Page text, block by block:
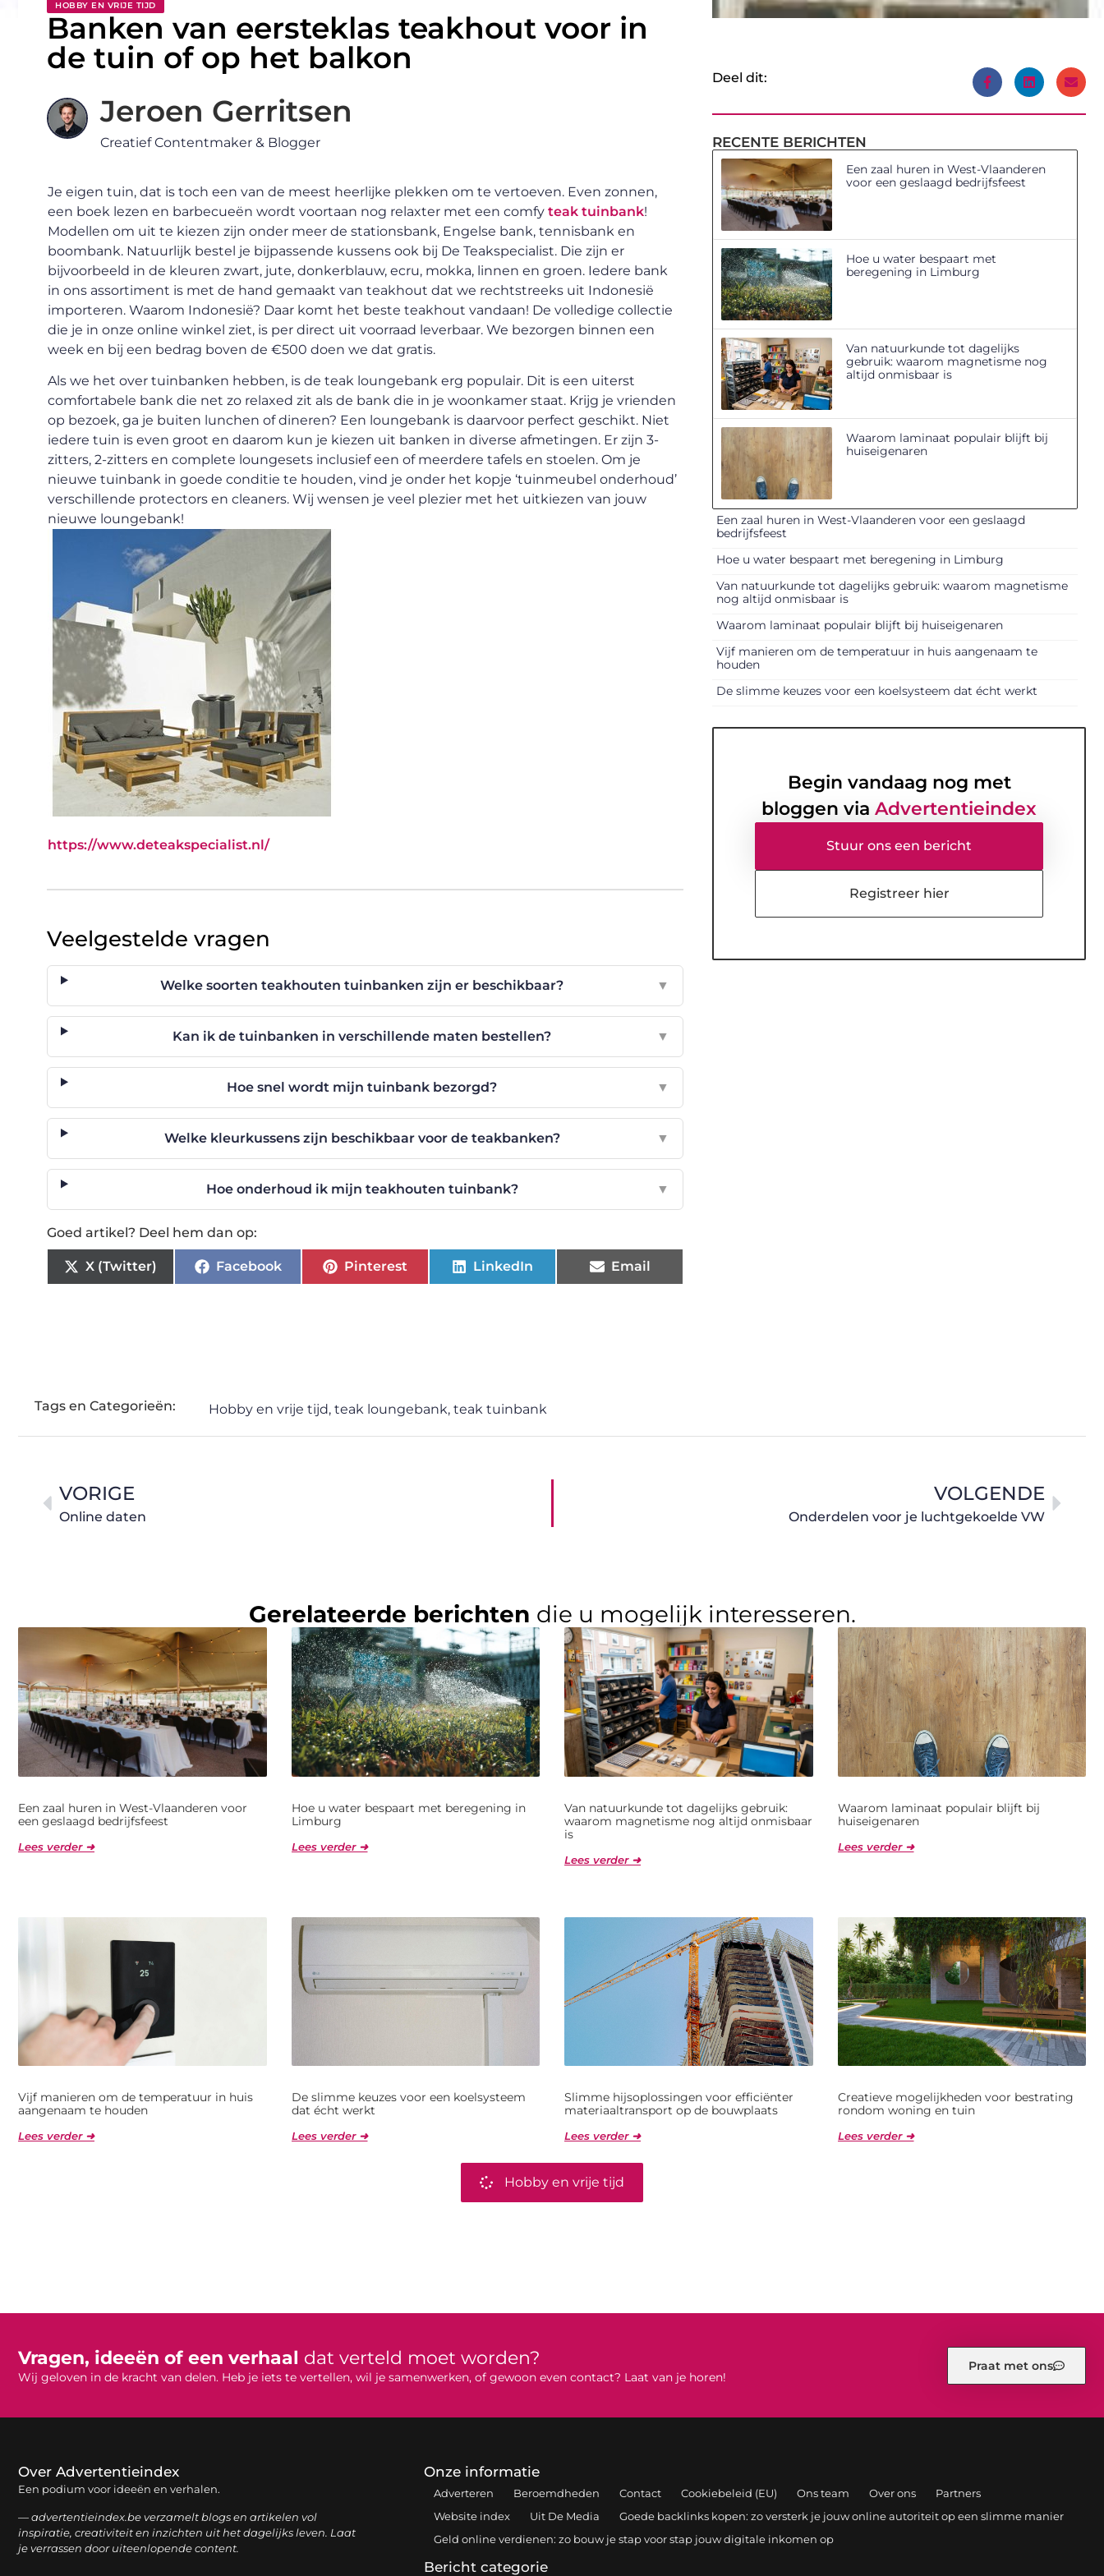
HOBBY EN VRIJE TIJD
Banken van eersteklas teakhout voor in
de tuin of op het balkon
Jeroen Gerritsen
Creatief Contentmaker & Blogger
Je eigen tuin, dat is toch een van de meest heerlijke plekken om te vertoeven. Even zonnen,
een boek lezen en barbecueën wordt voortaan nog relaxter met een comfy teak tuinbank!
Modellen om uit te kiezen zijn onder meer de stationsbank, Engelse bank, tennisbank en
boombank. Natuurlijk bestel je bijpassende kussens ook bij De Teakspecialist. Die zijn er
bijvoorbeeld in de kleuren zwart, jute, donkerblauw, ecru, mokka, linnen en groen. Iedere bank
in ons assortiment is met de hand gemaakt van teakhout dat we rechtstreeks uit Indonesië
importeren. Waarom Indonesië? Daar komt het beste teakhout vandaan! De volledige collectie
die je in onze online winkel ziet, is per direct uit voorraad leverbaar. We bezorgen binnen een
week en bij een bedrag boven de €500 doen we dat gratis.
Als we het over tuinbanken hebben, is de teak loungebank erg populair. Dit is een uiterst
comfortabele bank die net zo relaxed zit als de bank die in je woonkamer staat. Krijg je vrienden
op bezoek, ga je buiten lunchen of dineren? Een loungebank is daarvoor perfect geschikt. Niet
iedere tuin is even groot en daarom kun je kiezen uit banken in diverse afmetingen. Er zijn 3-
zitters, 2-zitters en complete loungesets inclusief een of meerdere tafels en stoelen. Om je
nieuwe tuinbank in goede conditie te houden, vind je onder het kopje ‘tuinmeubel onderhoud’
verschillende protectors en cleaners. Wij wensen je veel plezier met het uitkiezen van jouw
nieuwe loungebank!
https://www.deteakspecialist.nl/
Veelgestelde vragen
Welke soorten teakhouten tuinbanken zijn er beschikbaar? ▼
Kan ik de tuinbanken in verschillende maten bestellen? ▼
Hoe snel wordt mijn tuinbank bezorgd? ▼
Welke kleurkussens zijn beschikbaar voor de teakbanken? ▼
Hoe onderhoud ik mijn teakhouten tuinbank? ▼
Goed artikel? Deel hem dan op:
X (Twitter) Facebook Pinterest LinkedIn Email
Deel dit:
RECENTE BERICHTEN
Een zaal huren in West-Vlaanderen
voor een geslaagd bedrijfsfeest
Hoe u water bespaart met
beregening in Limburg
Van natuurkunde tot dagelijks
gebruik: waarom magnetisme nog
altijd onmisbaar is
Waarom laminaat populair blijft bij
huiseigenaren
Een zaal huren in West-Vlaanderen voor een geslaagd
bedrijfsfeest
Hoe u water bespaart met beregening in Limburg
Van natuurkunde tot dagelijks gebruik: waarom magnetisme
nog altijd onmisbaar is
Waarom laminaat populair blijft bij huiseigenaren
Vijf manieren om de temperatuur in huis aangenaam te
houden
De slimme keuzes voor een koelsysteem dat écht werkt
Begin vandaag nog met
bloggen via Advertentieindex
Stuur ons een bericht
Registreer hier
Tags en Categorieën: Hobby en vrije tijd, teak loungebank, teak tuinbank
VORIGE
Online daten
VOLGENDE
Onderdelen voor je luchtgekoelde VW
Gerelateerde berichten die u mogelijk interesseren.
Een zaal huren in West-Vlaanderen voor
een geslaagd bedrijfsfeest
Lees verder ➜
Hoe u water bespaart met beregening in
Limburg
Lees verder ➜
Van natuurkunde tot dagelijks gebruik:
waarom magnetisme nog altijd onmisbaar
is
Lees verder ➜
Waarom laminaat populair blijft bij
huiseigenaren
Lees verder ➜
Vijf manieren om de temperatuur in huis
aangenaam te houden
Lees verder ➜
De slimme keuzes voor een koelsysteem
dat écht werkt
Lees verder ➜
Slimme hijsoplossingen voor efficiënter
materiaaltransport op de bouwplaats
Lees verder ➜
Creatieve mogelijkheden voor bestrating
rondom woning en tuin
Lees verder ➜
Hobby en vrije tijd
Vragen, ideeën of een verhaal dat verteld moet worden?
Wij geloven in de kracht van delen. Heb je iets te vertellen, wil je samenwerken, of gewoon even contact? Laat van je horen!
Praat met ons
Over Advertentieindex
Een podium voor ideeën en verhalen.
— advertentieindex.be verzamelt blogs en artikelen vol
inspiratie, creativiteit en inzichten uit het dagelijks leven. Laat
je verrassen door uiteenlopende content.
Onze informatie
Adverteren Beroemdheden Contact Cookiebeleid (EU) Ons team Over ons
Partners
Website index
Uit De Media
Goede backlinks kopen: zo versterk je jouw online autoriteit op een slimme manier
Geld online verdienen: zo bouw je stap voor stap jouw digitale inkomen op
Bericht categorie